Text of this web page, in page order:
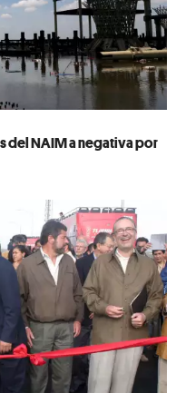
del NAIM a negativa por